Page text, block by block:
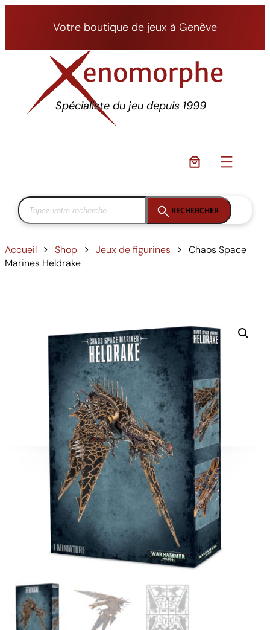
Votre boutique de jeux à Genève
Spécialiste du jeu depuis 1999
RECHERCHER
Accueil Shop Jeux de figurines
Chaos Space
Marines Heldrake